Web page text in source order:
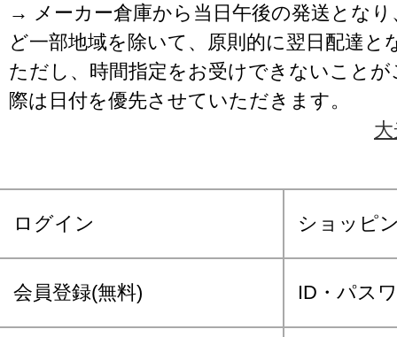
→ メーカー倉庫から当日午後の発送となり
ど一部地域を除いて、原則的に翌日配達と
ただし、時間指定をお受けできないこと
際は日付を優先させていただきます。
ログイン ショッピ
会員登録(無料) ID・パス